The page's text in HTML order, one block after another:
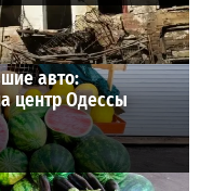
авто:
центр Одессы